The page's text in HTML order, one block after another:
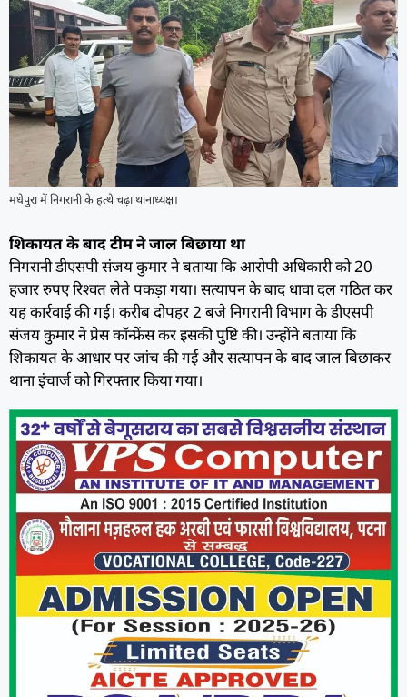
मधेपुरा में निगरानी के हत्थे चढ़ा थानाध्यक्ष।
शिकायत के बाद टीम ने जाल बिछाया था
निगरानी डीएसपी संजय कुमार ने बताया कि आरोपी अधिकारी को 20
हजार रुपए रिश्वत लेते पकड़ा गया। सत्यापन के बाद धावा दल गठित कर
यह कार्रवाई की गई। करीब दोपहर 2 बजे निगरानी विभाग के डीएसपी
संजय कुमार ने प्रेस कॉन्फ्रेंस कर इसकी पुष्टि की। उन्होंने बताया कि
शिकायत के आधार पर जांच की गई और सत्यापन के बाद जाल बिछाकर
थाना इंचार्ज को गिरफ्तार किया गया।